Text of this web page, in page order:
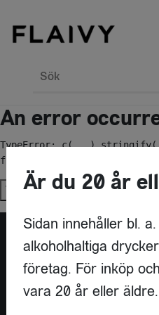
Sök
An error
TypeError:
function
Try again
Är du
Är du 20 år
Sidan innehåller bl.
alkoholhaltiga
företag. För inköp
vara 20 år eller äldre.